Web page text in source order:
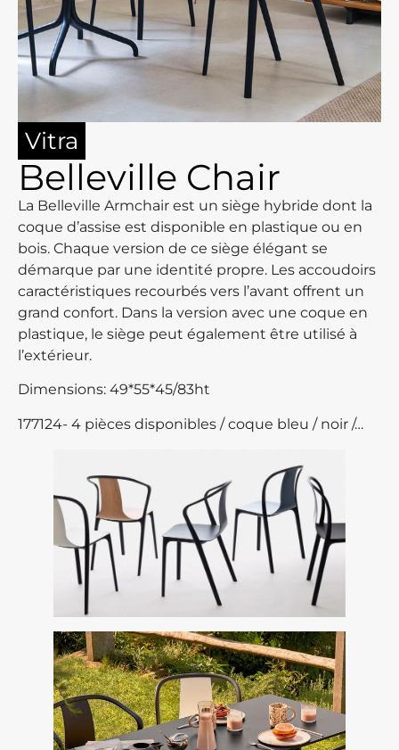
Vitra
Belleville Chair
La Belleville Armchair est un siège hybride dont la
coque d’assise est disponible en plastique ou en
bois. Chaque version de ce siège élégant se
démarque par une identité propre. Les accoudoirs
caractéristiques recourbés vers l’avant offrent un
grand confort. Dans la version avec une coque en
plastique, le siège peut également être utilisé à
l’extérieur.
Dimensions: 49*55*45/83ht
177124- 4 pièces disponibles / coque bleu / noir /…